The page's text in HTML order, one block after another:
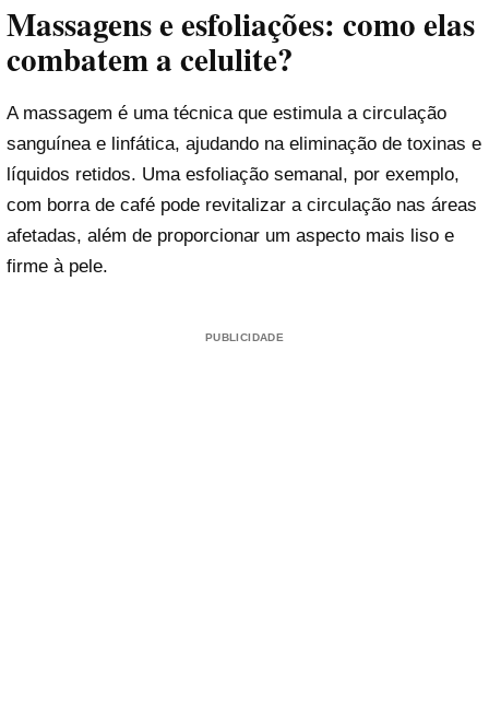
Massagens e esfoliações: como elas
combatem a celulite?
A massagem é uma técnica que estimula a circulação
sanguínea e linfática, ajudando na eliminação de toxinas e
líquidos retidos. Uma esfoliação semanal, por exemplo,
com borra de café pode revitalizar a circulação nas áreas
afetadas, além de proporcionar um aspecto mais liso e
firme à pele.
PUBLICIDADE